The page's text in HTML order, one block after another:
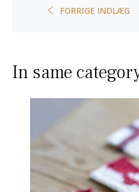
FORRIGE INDLÆG
In same